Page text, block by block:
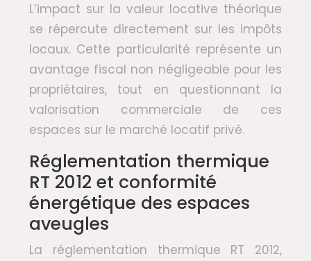
L’impact sur la valeur locative théorique
se répercute directement sur les impôts
locaux. Cette particularité représente un
avantage fiscal non négligeable pour les
propriétaires, tout en questionnant la
valorisation commerciale de ces
espaces sur le marché locatif privé.
Réglementation thermique
RT 2012 et conformité
énergétique des espaces
aveugles
La réglementation thermique RT 2012,